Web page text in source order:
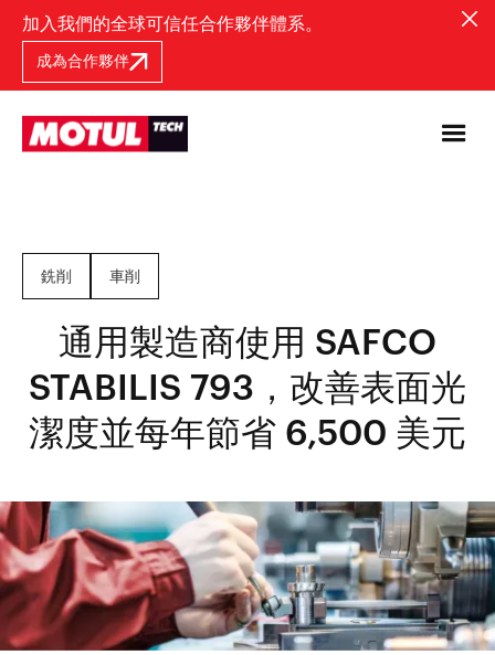
加入我們的全球可信任合作夥伴體系。
成為合作夥伴
銑削 車削
通用製造商使用 SAFCO
STABILIS 793，改善表面光
潔度並每年節省 6,500 美元